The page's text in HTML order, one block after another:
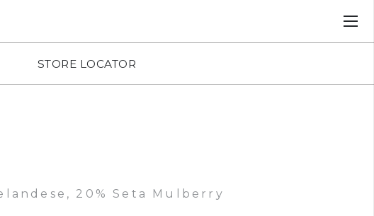
STORE LOCATOR
20% Seta Mulberry